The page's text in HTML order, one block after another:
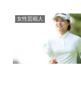
女性芸能人